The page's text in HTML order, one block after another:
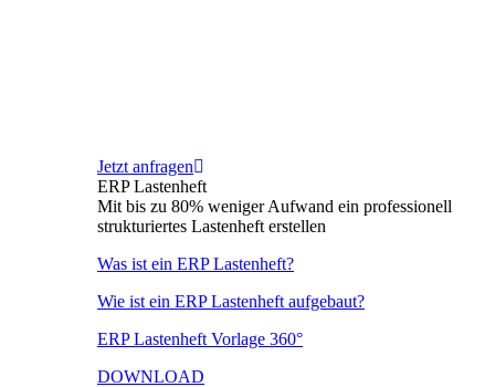
Jetzt anfragen
ERP Lastenheft
Mit bis zu 80% weniger Aufwand ein professionell
strukturiertes Lastenheft erstellen
Was ist ein ERP Lastenheft?
Wie ist ein ERP Lastenheft aufgebaut?
ERP Lastenheft Vorlage 360°
DOWNLOAD